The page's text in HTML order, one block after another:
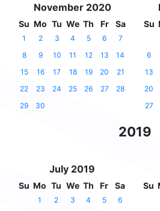
November 2020
Su Mo Tu We Th Fr Sa
1 2 3 4 5 6
7
8
9 10 11 12 13
14
15
16 17 18 19 20
21
22
23 24 25 26 27
28
29
30
Su
6
13
20
27
2019
July 2019
Su Mo Tu We Th Fr Sa
1 2 3 4 5
6
Su